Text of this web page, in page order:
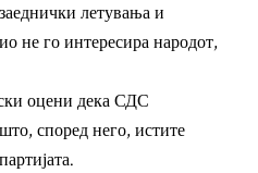
летувања и
не го интересира народот,
оцени дека СДС
според него, истите